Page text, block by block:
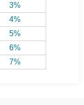
3%
4%
5%
6%
7%